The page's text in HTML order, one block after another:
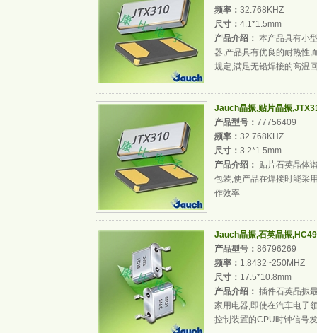
频率： 32.768KHZ
尺寸： 4.1*1.5mm
产品介绍： 本产品具有小
器,产品具有优良的耐热性,
规定,满足无铅焊接的高温
Jauch晶振,贴片晶振
产品型号： 77756409
频率： 32.768KHZ
尺寸： 3.2*1.5mm
产品介绍： 贴片石英晶体
包装,使产品在焊接时能采
作效率
Jauch晶振,石英晶振
产品型号： 86796269
频率： 1.8432~250MHZ
尺寸： 17.5*10.8mm
产品介绍： 插件石英晶振
家用电器,即使在汽车电子
控制装置的CPU时钟信号